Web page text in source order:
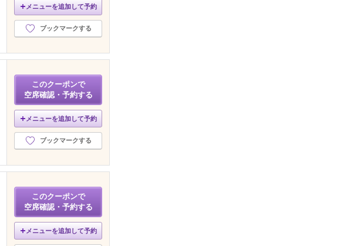
メニューを追加して予約
ブックマークする
このクーポンで
空席確認・予約する
メニューを追加して予約
ブックマークする
このクーポンで
空席確認・予約する
メニューを追加して予約